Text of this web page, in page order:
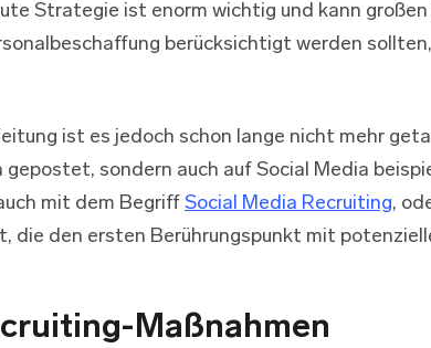
Strategie ist enorm wichtig und kann
berücksichtigt werden
ist es jedoch schon lange nicht mehr
sondern auch auf Social Media
mit dem Begriff Social Media Recruiting,
die den ersten Berührungspunkt mit
Maßnahmen